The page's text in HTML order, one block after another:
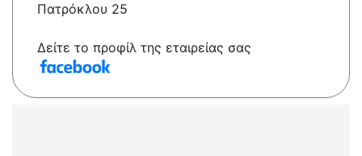
Πατρόκλου 25
Δείτε το προφίλ της εταιρείας σας